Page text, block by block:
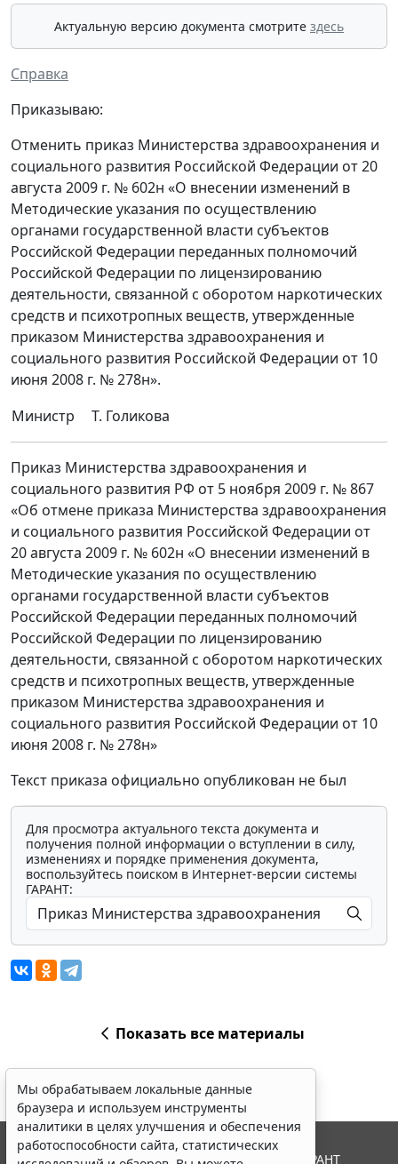
Актуальную версию документа смотрите здесь
Справка
Приказываю:
Отменить приказ Министерства здравоохранения и
социального развития Российской Федерации от 20
августа 2009 г. № 602н «О внесении изменений в
Методические указания по осуществлению
органами государственной власти субъектов
Российской Федерации переданных полномочий
Российской Федерации по лицензированию
деятельности, связанной с оборотом наркотических
средств и психотропных веществ, утвержденные
приказом Министерства здравоохранения и
социального развития Российской Федерации от 10
июня 2008 г. № 278н».
Министр
Т. Голикова
Приказ Министерства здравоохранения и
социального развития РФ от 5 ноября 2009 г. № 867
«Об отмене приказа Министерства здравоохранения
и социального развития Российской Федерации от
20 августа 2009 г. № 602н «О внесении изменений в
Методические указания по осуществлению
органами государственной власти субъектов
Российской Федерации переданных полномочий
Российской Федерации по лицензированию
деятельности, связанной с оборотом наркотических
средств и психотропных веществ, утвержденные
приказом Министерства здравоохранения и
социального развития Российской Федерации от 10
июня 2008 г. № 278н»
Текст приказа официально опубликован не был
Для просмотра актуального текста документа и
получения полной информации о вступлении в силу,
изменениях и порядке применения документа,
воспользуйтесь поиском в Интернет-версии системы
ГАРАНТ:
Показать все материалы
Мы обрабатываем локальные данные
браузера и используем инструменты
аналитики в целях улучшения и обеспечения
работоспособности сайта, статистических
© ООО "НПП "ГАРАНТ-СЕРВИС", 2026. Система ГАРАНТ